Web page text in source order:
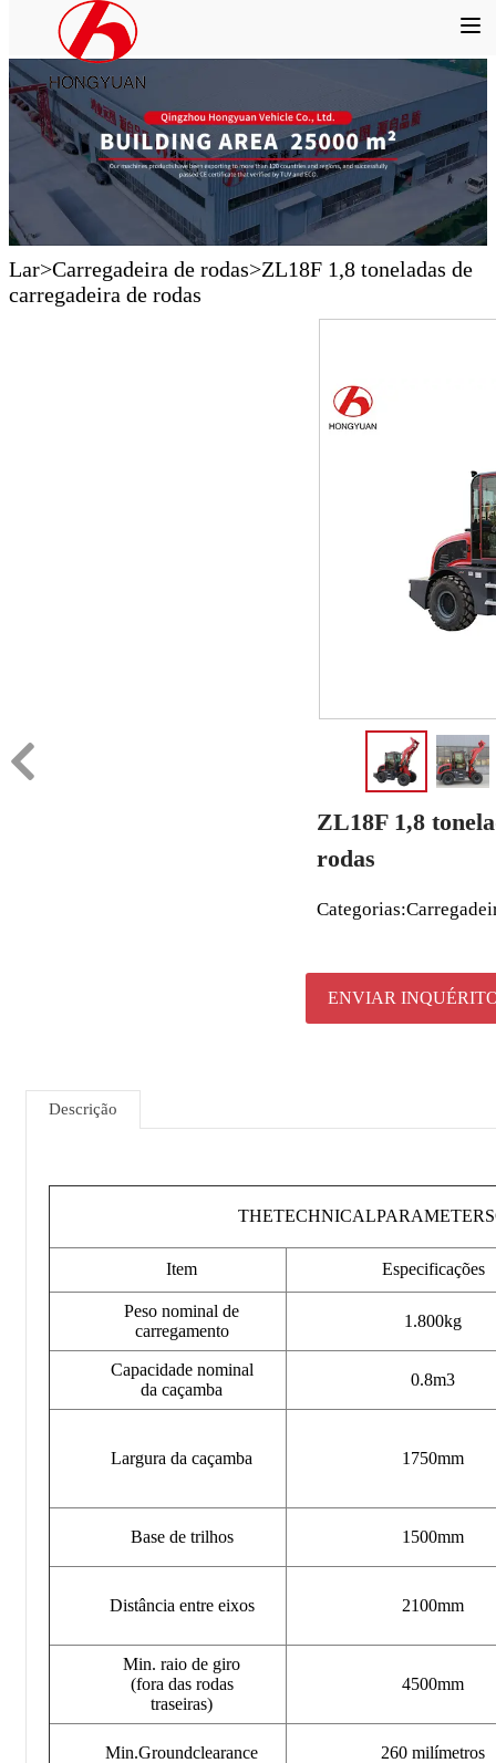
Lar>Carregadeira de rodas>ZL18F 1,8 toneladas de
carregadeira de rodas
ZL18F 1,8
rodas
Categorias:
ENVIAR
Descrição
Item Especificações
Peso nominal de
carregamento
1.800kg
Capacidade nominal
da caçamba
0.8m3
Largura da caçamba 1750mm
Base de trilhos 1500mm
Distância entre eixos 2100mm
Min. raio de giro
(fora das rodas
traseiras)
4500mm
Min.Groundclearance 260 milímetros